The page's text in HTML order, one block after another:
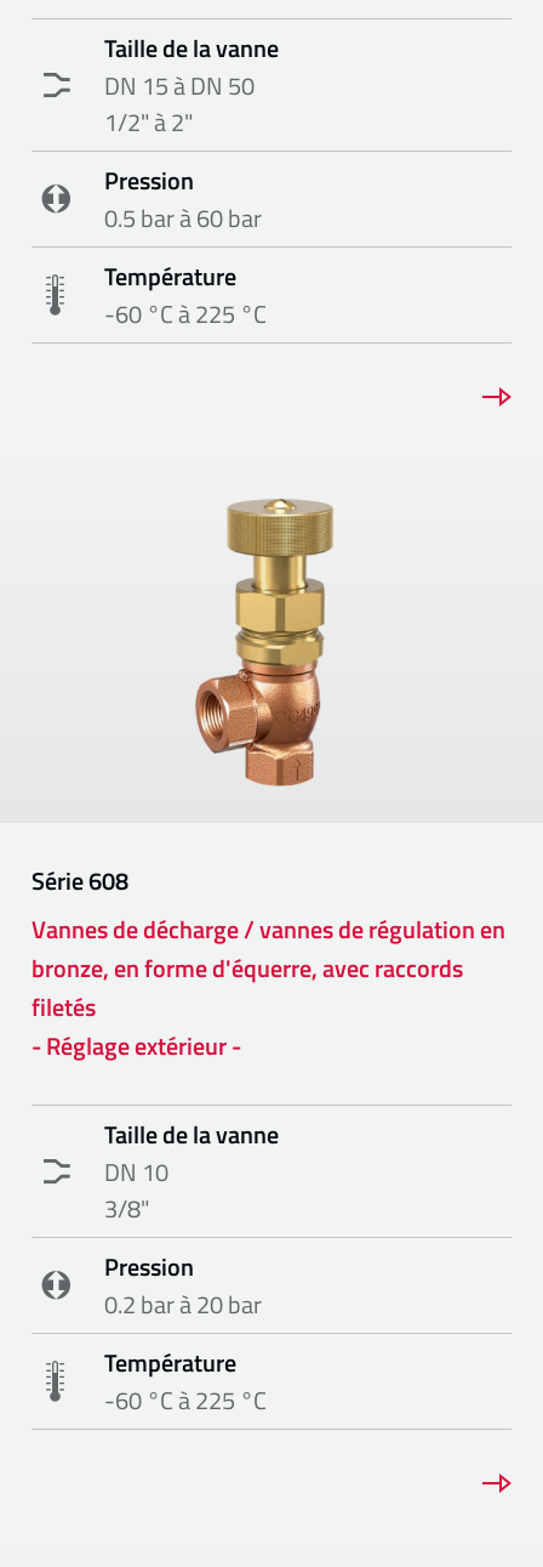
Taille de la vanne
DN 15 à DN 50
1/2" à 2"
Pression
0.5 bar à 60 bar
Température
-60 °C à 225 °C
Série608
Vannes de décharge / vannes de régulation en
bronze, en forme d'équerre, avec raccords
filetés
- Réglage extérieur -
Taille de la vanne
DN 10
3/8"
Pression
0.2 bar à 20 bar
Température
-60 °C à 225 °C